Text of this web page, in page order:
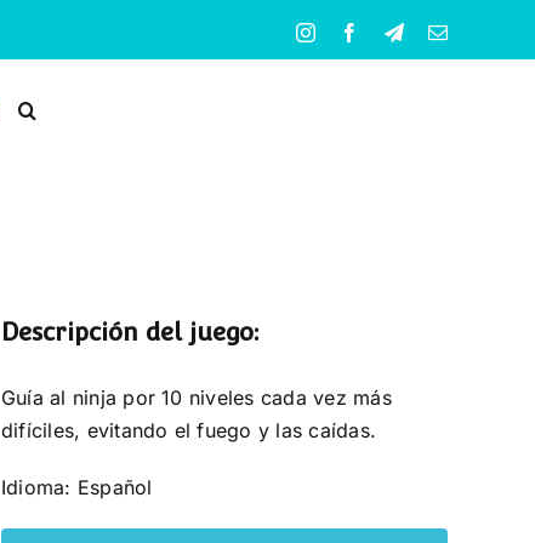
InstagramFacebookTelegramCorreo
Descripción del juego:
Guía al ninja por 10 niveles cada vez más
difíciles, evitando el fuego y las caídas.
Idioma: Español